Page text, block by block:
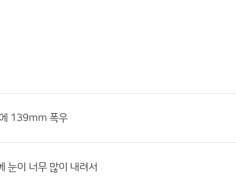
139mm 폭우
눈이 너무 많이 내려서